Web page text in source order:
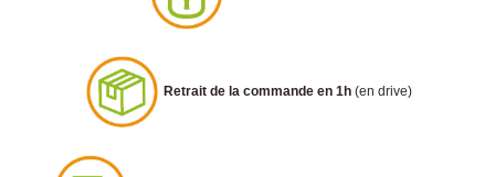
Retrait de la commande en 1h (en drive)